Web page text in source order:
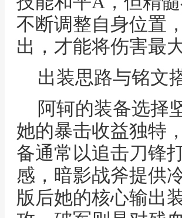
不断调整自身位置
出，才能将伤害最大
出装思路与铭文
阿轲的装备选择
她的暴击收益独特
备通常以追击刀锋
感，暗影战斧提供
版后她的核心输出